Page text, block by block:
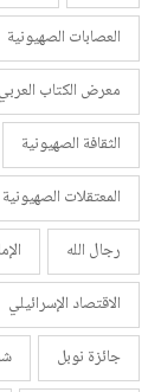
العصابات الصهيونية
معرض الكتاب العربي
الثقافة الصهيونية
المعتقلات الصهيونية
رجال الله
الاقتصاد الإسرائيلي
جائزة نوبل